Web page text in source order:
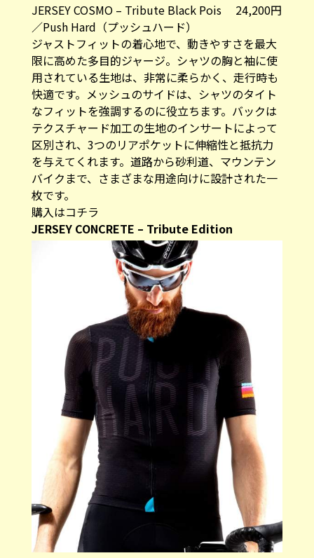
JERSEY COSMO – Tribute Black Pois 24,200円
／Push Hard（プッシュハード）
ジャストフィットの着心地で、動きやすさを最大
限に高めた多目的ジャージ。シャツの胸と袖に使
用されている生地は、非常に柔らかく、走行時も
快適です。メッシュのサイドは、シャツのタイト
なフィットを強調するのに役立ちます。バックは
テクスチャード加工の生地のインサートによって
区別され、3つのリアポケットに伸縮性と抵抗力
を与えてくれます。道路から砂利道、マウンテン
バイクまで、さまざまな用途向けに設計された一
枚です。
購入はコチラ
JERSEY CONCRETE – Tribute Edition